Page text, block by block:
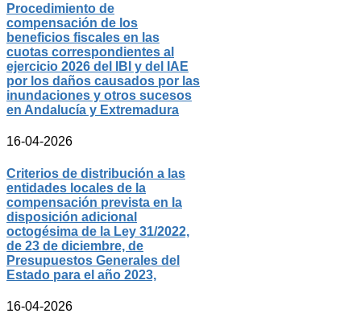
Procedimiento de
compensación de los
beneficios fiscales en las
cuotas correspondientes al
ejercicio 2026 del IBI y del IAE
por los daños causados por las
inundaciones y otros sucesos
en Andalucía y Extremadura
16-04-2026
Criterios de distribución a las
entidades locales de la
compensación prevista en la
disposición adicional
octogésima de la Ley 31/2022,
de 23 de diciembre, de
Presupuestos Generales del
Estado para el año 2023,
16-04-2026